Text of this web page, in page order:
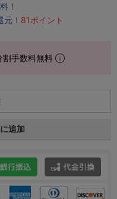
！
！ 81ポイント
割手数料無料
追加